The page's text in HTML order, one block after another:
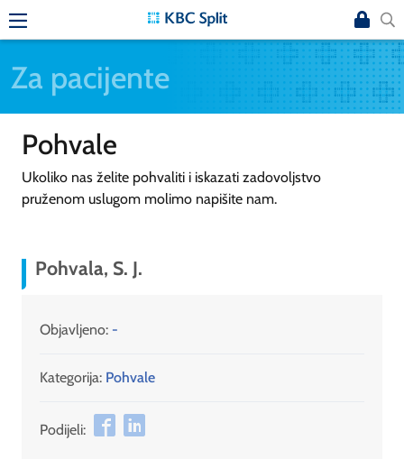
Za pacijente
Pohvale
Ukoliko nas želite pohvaliti i iskazati zadovoljstvo
pruženom uslugom molimo napišite nam.
Pohvala, S. J.
Objavljeno: -
Kategorija: Pohvale
Podijeli: